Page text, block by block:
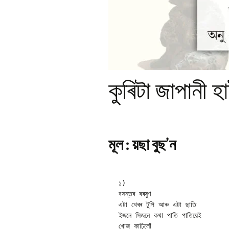
কুৰিটা জাপানী
মূল : য়ছা বুছ’ন
১)
বসন্তৰ বৰষুণ
এটা খেৰৰ টুপি আৰু এটা ছাতি
ইজনে সিজনে কথা পাতি পাতিয়েই
খোজ কাঢ়িলোঁ